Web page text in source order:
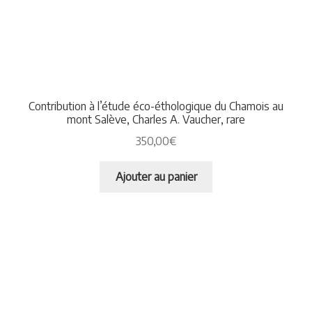
Contribution à l’étude éco-éthologique du Chamois au
mont Salève, Charles A. Vaucher, rare
350,00€
Ajouter au panier